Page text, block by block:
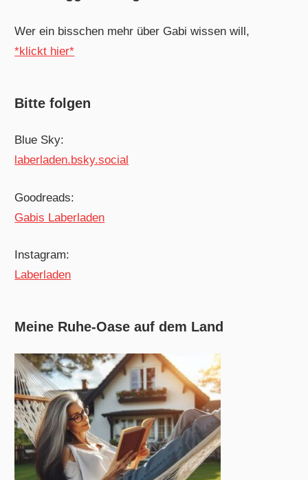
Wer ein bisschen mehr über Gabi wissen will,
*klickt hier*
Bitte folgen
Blue Sky:
laberladen.bsky.social
Goodreads:
Gabis Laberladen
Instagram:
Laberladen
Meine Ruhe-Oase auf dem Land